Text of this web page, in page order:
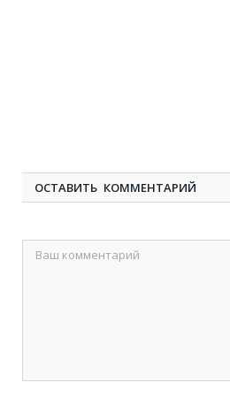
ОСТАВИТЬ КОММЕНТАРИЙ